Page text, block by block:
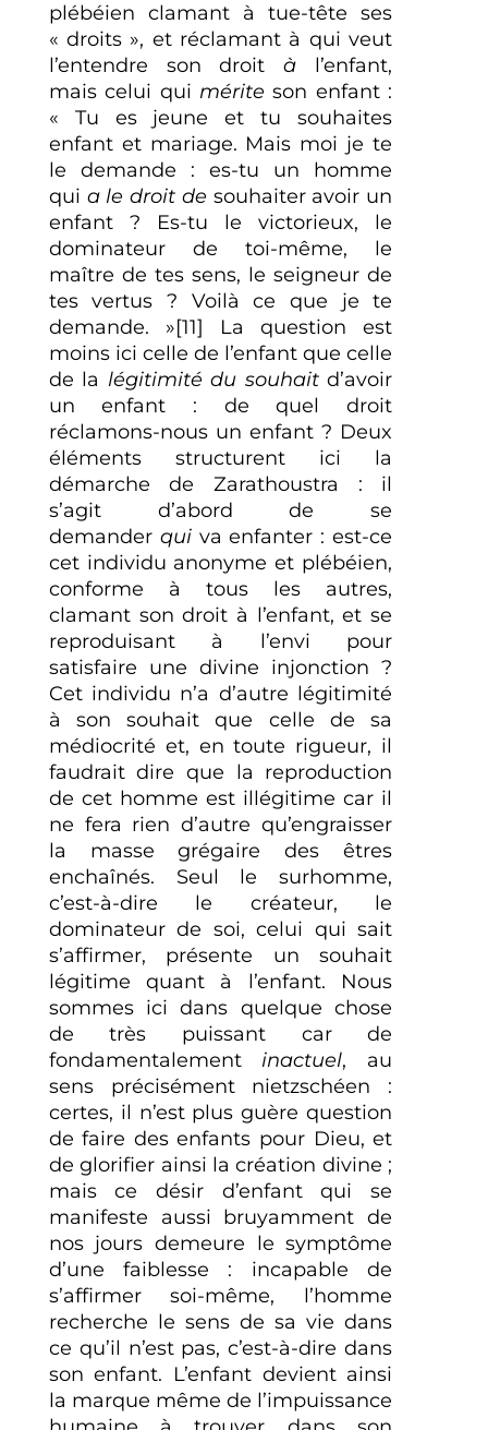
plébéien clamant à tue-tête ses
« droits », et réclamant à qui veut
l’entendre son droità l’enfant,
mais celui qui mérite son enfant :
« Tu es jeune et tu souhaites
enfant et mariage. Mais moi je te
le demande : es-tu un homme
qui a le droit de souhaiter avoir un
enfant ? Es-tu le victorieux, le
dominateur de toi-même, le
maître de tes sens, le seigneur de
tes vertus ? Voilà ce que je te
demande. »[11] La question est
moins ici celle de l’enfant que celle
de la légitimité du souhaitd’avoir
un enfant : de quel droit
réclamons-nous un enfant ? Deux
éléments structurent ici la
démarche de Zarathoustra : il
s’agit d’abord de se
demander qui va enfanter : est-ce
cet individu anonyme et plébéien,
conforme à tous les autres,
clamant son droit à l’enfant, et se
reproduisant à l’envi pour
satisfaire une divine injonction ?
Cet individu n’a d’autre légitimité
à son souhait que celle de sa
médiocrité et, en toute rigueur, il
faudrait dire que la reproduction
de cet homme est illégitime car il
ne fera rien d’autre qu’engraisser
la masse grégaire des êtres
enchaînés. Seul le surhomme,
c’est-à-dire le créateur, le
dominateur de soi, celui qui sait
s’affirmer, présente un souhait
légitime quant à l’enfant. Nous
sommes ici dans quelque chose
de très puissant car de
fondamentalement inactuel, au
sens précisément nietzschéen :
certes, il n’est plus guère question
de faire des enfants pour Dieu, et
de glorifier ainsi la création divine ;
mais ce désir d’enfant qui se
manifeste aussi bruyamment de
nos jours demeure le symptôme
d’une faiblesse : incapable de
s’affirmer soi-même, l’homme
recherche le sens de sa vie dans
ce qu’il n’est pas, c’est-à-dire dans
son enfant. L’enfant devient ainsi
la marque même de l’impuissance